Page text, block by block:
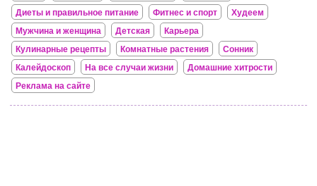
Диеты и правильное питание
Фитнес и спорт
Худеем
Мужчина и женщина
Детская
Карьера
Кулинарные рецепты
Комнатные растения
Сонник
Калейдоскоп
На все случаи жизни
Домашние хитрости
Реклама на сайте